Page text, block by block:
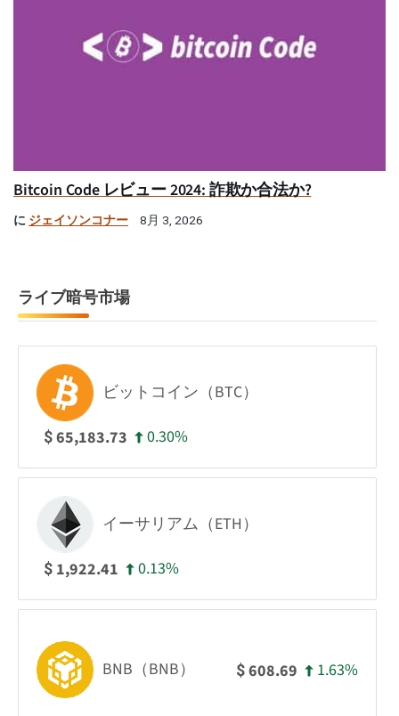
Bitcoin Code レビュー 2024: 詐欺か合法か?
に ジェイソンコナー 8月 3, 2026
ライブ暗号市場
ビットコイン（BTC）
$65,183.73 0.30%
イーサリアム（ETH）
$ 1,922.41 0.13%
BNB（BNB） $608.69 1.63%